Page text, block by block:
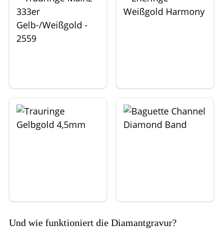
Und wie funktioniert die Diamantgravur?